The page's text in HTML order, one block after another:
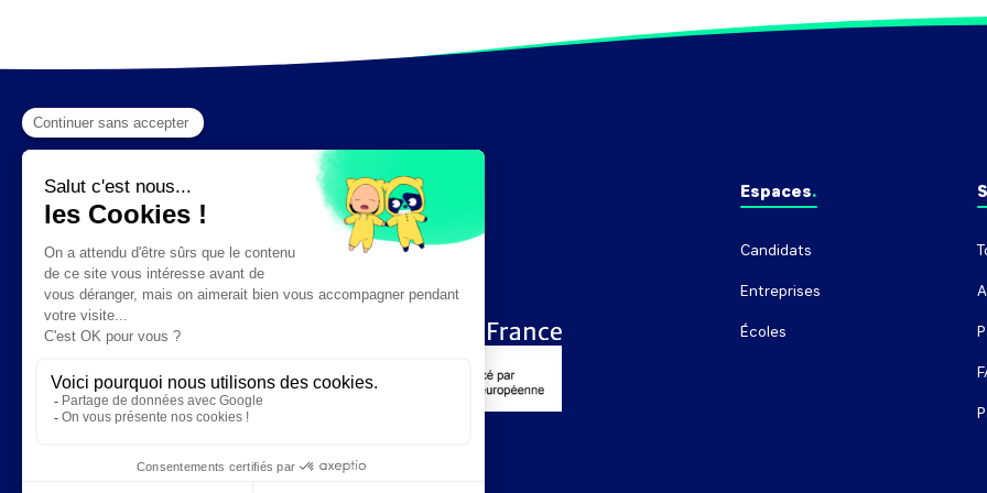
Espaces
Candidats
Entreprises
Écoles